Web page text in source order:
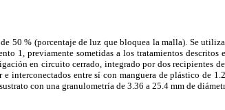
50 % (porcentaje de luz que bloquea la malla). Se
1, previamente sometidas a los tratamientos descritos
en circuito cerrado, integrado por dos recipientes
interconectados entre sí con manguera de plástico de
con una granulometría de 3.36 a 25.4 mm de